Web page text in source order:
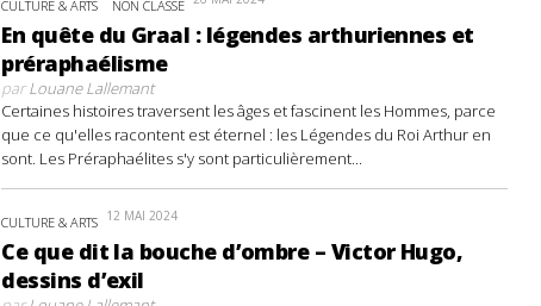
CULTURE & ARTS NON CLASSÉ
En quête du Graal : légendes arthuriennes et
préraphaélisme
parLouane Lallemant
Certaines histoires traversent les âges et fascinent les Hommes, parce
que ce qu'elles racontent est éternel : les Légendes du Roi Arthur en
sont. Les Préraphaélites s'y sont particulièrement...
CULTURE & ARTS 12 MAI 2024
Ce que dit la bouche d’ombre – Victor Hugo,
dessins d’exil